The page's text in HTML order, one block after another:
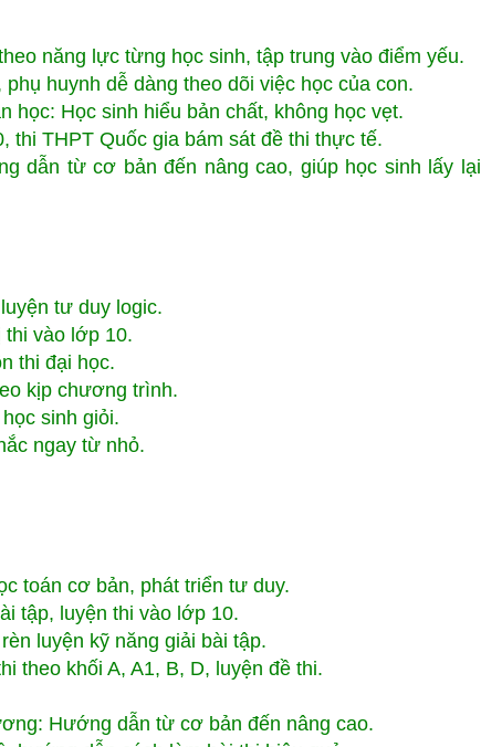
năng lực từng học sinh, tập trung vào điểm yếu.
huynh dễ dàng theo dõi việc học của con.
học: Học sinh hiểu bản chất, không học vẹt.
thi THPT Quốc gia bám sát đề thi thực tế.
dẫn từ cơ bản đến nâng cao, giúp học sinh lấy lại
tư duy logic.
thi vào lớp 10.
thi đại học.
kịp chương trình.
sinh giỏi.
ngay từ nhỏ.
toán cơ bản, phát triển tư duy.
tập, luyện thi vào lớp 10.
luyện kỹ năng giải bài tập.
theo khối A, A1, B, D, luyện đề thi.
Hướng dẫn từ cơ bản đến nâng cao.